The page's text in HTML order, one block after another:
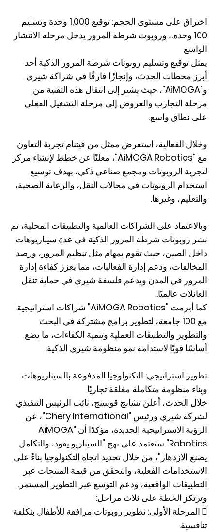
اختراق على مستوى الحجم: توقيع 1,000 وحدة وتسليم
100 وحدة… وروبوت شرطة المرور يدخل مرحلة الانتشار
الواسع
يمثل توقيع وتسليم روبوتات شرطة المرور الذكية أحد
أبرز محطات الحدث، وإنجازًا فارقًا في شراكة شيري
و"AiMOGA"، حيث يشير إلى انتقال هذه التقنية من
مرحلة التجارب والعروض إلى مرحلة التشغيل الفعلي
على نطاق واسع.
وخلال الفعالية، استعرض ممثل من فيتنام تجربة التعاون
مع "AiMOGA Robotics"، معلنًا عن خطط لإنشاء مركز
لتجربة الروبوتات ومجمع صناعي ذكي، بهدف توسيع
استخدام الروبوتات في مجالات النقل، والرعاية الصحية،
والتعليم، وغيرها.
وبالاعتماد على الشراكات العالمية والتطبيقات المحلية، تم
نشر روبوتات شرطة المرور الذكية في عدة سيناريوهات
داخل الصين، حيث تقوم بمهام مثل تنظيم المرور، ورصد
المخالفات، ودعم إدارة الفعاليات، مما يعزز كفاءة إدارة
المرور في المدن ويدعم فلسفة شيري في حماية تنقل
العائلات عالميًا.
كما أبرمت "AiMOGA Robotics" شراكات استراتيجية
مع 100 جامعة، لتطوير برامج مشتركة في البحث
والتطوير والتطبيقات العملية وتنمية الكفاءات، ما يضع
أساسًا قويًا لاستدامة نمو منظومة شيري الذكية.
تطوير استراتيجي: التكنولوجيا المدفوعة بالسيناريوهات
وبناء منظومة متكاملة مغلقة تجاريًا
خلال الحدث، أعلن تشانج قويبينج، نائب الرئيس التنفيذي
لشركة شيري ورئيس "Chery International"، عن
الرؤية الاستراتيجية الجديدة، مؤكدًا أن "AiMOGA
Robotics" ستعتمد على نهج "السيناريو يقود، والتكامل
يصنع الازدهار"، من خلال تحديد اتجاه التكنولوجيا بناءً على
الاستخدامات الفعلية، والتحقق من قيمة المنتجات عبر
التطبيقات الواقعية، ودعم التوسع عبر التطوير المستمر.
وترتكز الخطة على ثلاث مراحل:
 المرحلة الأولى: تطوير روبوتات مرافقة للأطفال بتكلفة
تنافسية.